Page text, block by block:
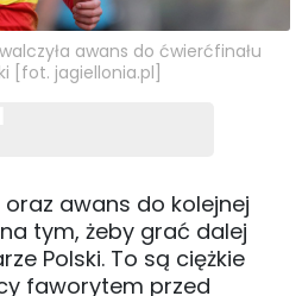
awans do ćwierćfinału
[fot. jagiellonia.pl]
awans do kolejnej
tym, żeby grać dalej
Polski. To są ciężkie
faworytem przed